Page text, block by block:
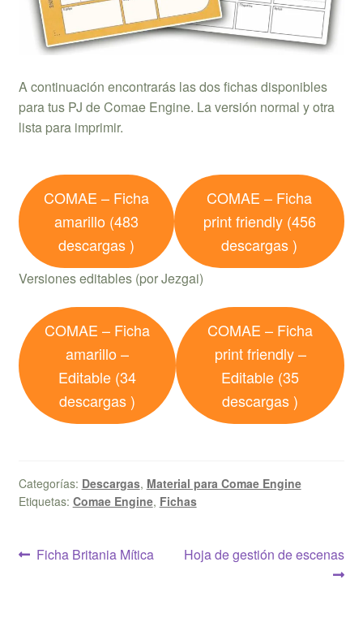
A continuación encontrarás las dos fichas disponibles
para tus PJ de Comae Engine. La versión normal y otra
lista para imprimir.
COMAE – Ficha
amarillo (483
descargas )
COMAE – Ficha
print friendly (456
descargas )
Versiones editables (por Jezgai)
COMAE – Ficha
amarillo –
Editable (34
descargas )
COMAE – Ficha
print friendly –
Editable (35
descargas )
Categorías: Descargas, Material para Comae Engine
Etiquetas: Comae Engine, Fichas
Navegación
Anterior:
Ficha Britania Mítica Siguiente:
Hoja de gestión de escenas